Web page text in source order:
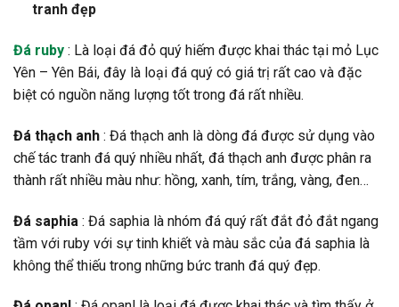
tranh đẹp
Đá ruby : Là loại đá đỏ quý hiếm được khai thác tại mỏ Lục
Yên – Yên Bái, đây là loại đá quý có giá trị rất cao và đặc
biệt có nguồn năng lượng tốt trong đá rất nhiều.
Đá thạch anh : Đá thạch anh là dòng đá được sử dụng vào
chế tác tranh đá quý nhiều nhất, đá thạch anh được phân ra
thành rất nhiều màu như: hồng, xanh, tím, trắng, vàng, đen…
Đá saphia : Đá saphia là nhóm đá quý rất đắt đỏ đắt ngang
tầm với ruby với sự tinh khiết và màu sắc của đá saphia là
không thể thiếu trong những bức tranh đá quý đẹp.